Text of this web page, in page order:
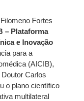
Fortes
– Plataforma
e Inovação
para a
(AICIB),
Carlos
o plano científico
multilateral